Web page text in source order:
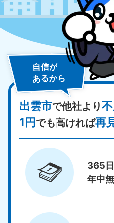
自信が
あるから
出雲市で他社より
1円でも高ければ再
365日
年中